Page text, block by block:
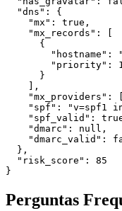
  "dns": {
    "mx": true,
    "mx_records": [
      {
"hostname":
"priority":
      }
    ],
"mx_providers":
"spf": "v=spf1
"spf_valid":
    "dmarc": null,
"dmarc_valid":
  },
  "risk_score": 85
}
Perguntas